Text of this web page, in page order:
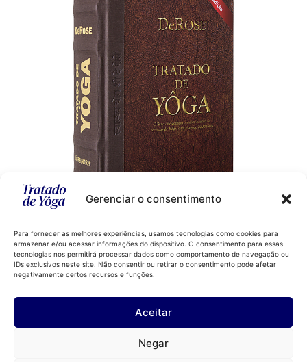
Gerenciar o consentimento
Para fornecer as melhores experiências, usamos tecnologias como cookies para
armazenar e/ou acessar informações do dispositivo. O consentimento para essas
tecnologias nos permitirá processar dados como comportamento de navegação ou
IDs exclusivos neste site. Não consentir ou retirar o consentimento pode afetar
negativamente certos recursos e funções.
Aceitar
Negar
Comprar
Instagram
LinkedIn